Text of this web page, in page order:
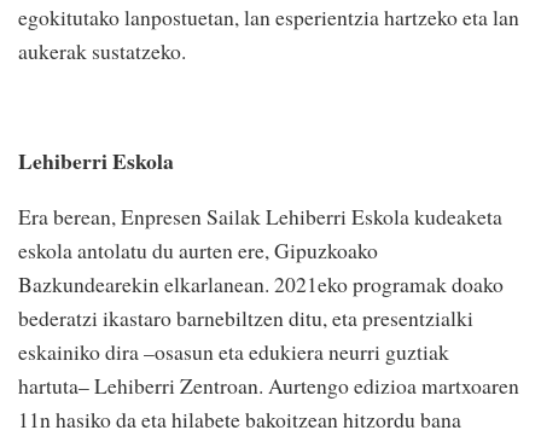
egokitutako lanpostuetan, lan esperientzia hartzeko eta lan
aukerak sustatzeko.
Lehiberri Eskola
Era berean, Enpresen Sailak Lehiberri Eskola kudeaketa
eskola antolatu du aurten ere, Gipuzkoako
Bazkundearekin elkarlanean. 2021eko programak doako
bederatzi ikastaro barnebiltzen ditu, eta presentzialki
eskainiko dira –osasun eta edukiera neurri guztiak
hartuta– Lehiberri Zentroan. Aurtengo edizioa martxoaren
11n hasiko da eta hilabete bakoitzean hitzordu bana